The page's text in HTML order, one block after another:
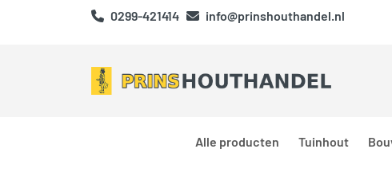
0299-421414 info@prinshouthandel.nl
Alle producten Tuinhout